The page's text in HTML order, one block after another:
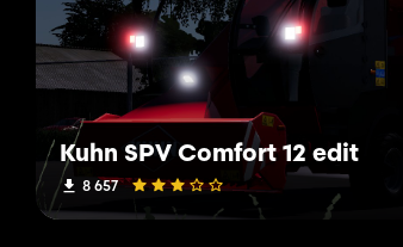
Kuhn SPV Comfort 12 edit
8 657